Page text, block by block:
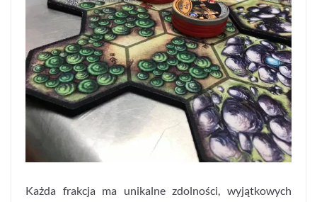
Każda frakcja ma unikalne zdolności, wyjątkowych